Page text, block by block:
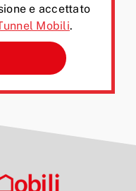
e accettato
Mobili.
di lasciare vuoto